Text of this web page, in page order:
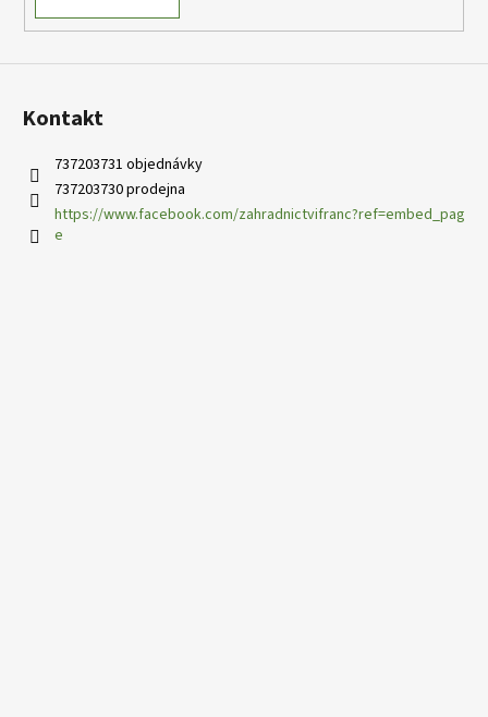
Kontakt
737203731 objednávky
737203730 prodejna
https://www.facebook.com/zahradnictvifranc?ref=embed_pag
e